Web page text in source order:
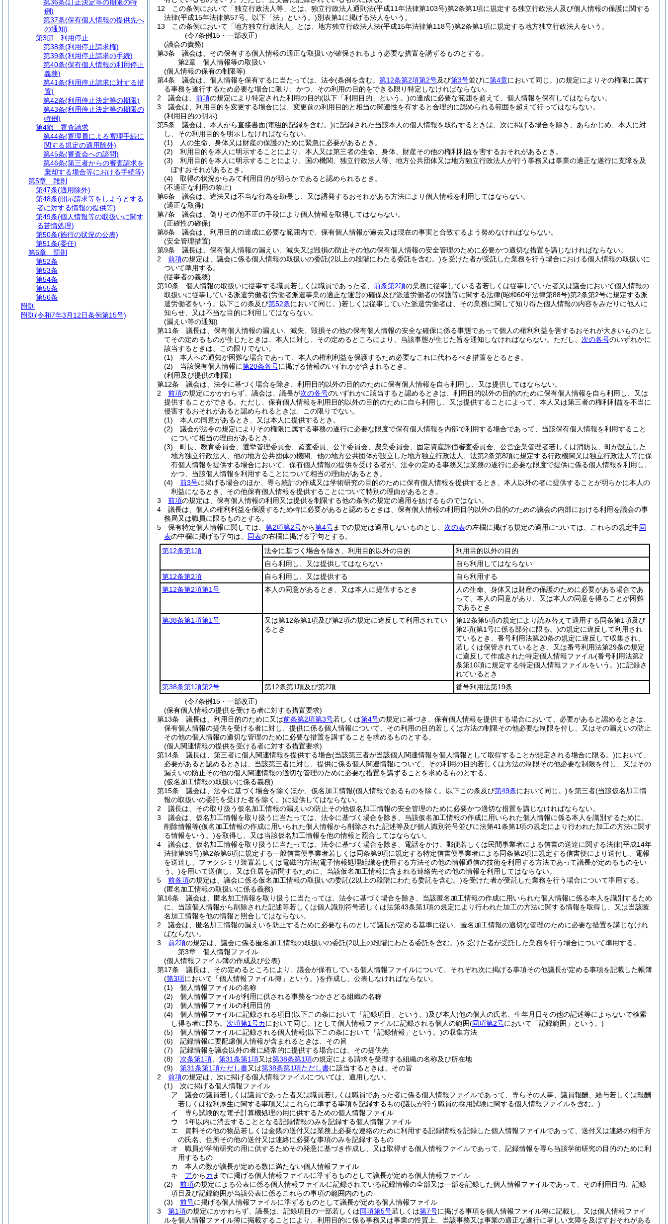
12
この条例において「独立行政法人等」とは、独立行政法人通則法(平成11年法律第103号)第2条第1項に規定する独立行政法人及び個人情報の保護に関する
法律(平成15年法律第57号。以下「法」という。)別表第1に掲げる法人をいう。
13
この条例において「地方独立行政法人」とは、地方独立行政法人法(平成15年法律第118号)第2条第1項に規定する地方独立行政法人をいう。
(令7条例15・一部改正)
(議会の責務)
第3条
議会は、その保有する個人情報の適正な取扱いが確保されるよう必要な措置を講ずるものとする。
第2章
個人情報等の取扱い
(個人情報の保有の制限等)
第4条
議会は、個人情報を保有するに当たっては、法令(条例を含む。 第12条第2項第2号及び第3号並びに第4章において同じ。)の規定によりその権限に属す
る事務を遂行するため必要な場合に限り、かつ、その利用の目的をできる限り特定しなければならない。
2
議会は、 前項の規定により特定された利用の目的(以下「利用目的」という。)の達成に必要な範囲を超えて、個人情報を保有してはならない。
3
議会は、利用目的を変更する場合には、変更前の利用目的と相当の関連性を有すると合理的に認められる範囲を超えて行ってはならない。
(利用目的の明示)
第5条
議会は、本人から直接書面(電磁的記録を含む。)に記録された当該本人の個人情報を取得するときは、次に掲げる場合を除き、あらかじめ、本人に対
し、その利用目的を明示しなければならない。
(1)
人の生命、身体又は財産の保護のために緊急に必要があるとき。
(2)
利用目的を本人に明示することにより、本人又は第三者の生命、身体、財産その他の権利利益を害するおそれがあるとき。
(3)
利用目的を本人に明示することにより、国の機関、独立行政法人等、地方公共団体又は地方独立行政法人が行う事務又は事業の適正な遂行に支障を及
ぼすおそれがあるとき。
(4)
取得の状況からみて利用目的が明らかであると認められるとき。
(不適正な利用の禁止)
第6条
議会は、違法又は不当な行為を助長し、又は誘発するおそれがある方法により個人情報を利用してはならない。
(適正な取得)
第7条
議会は、偽りその他不正の手段により個人情報を取得してはならない。
(正確性の確保)
第8条
議会は、利用目的の達成に必要な範囲内で、保有個人情報が過去又は現在の事実と合致するよう努めなければならない。
(安全管理措置)
第9条
議長は、保有個人情報の漏えい、滅失又は毀損の防止その他の保有個人情報の安全管理のために必要かつ適切な措置を講じなければならない。
2
前項の規定は、議会に係る個人情報の取扱いの委託(2以上の段階にわたる委託を含む。)を受けた者が受託した業務を行う場合における個人情報の取扱いに
ついて準用する。
(従事者の義務)
第10条
個人情報の取扱いに従事する職員若しくは職員であった者、 前条第2項の業務に従事している者若しくは従事していた者又は議会において個人情報の
取扱いに従事している派遣労働者(労働者派遣事業の適正な運営の確保及び派遣労働者の保護等に関する法律(昭和60年法律第88号)第2条第2号に規定する派
遣労働者をいう。以下この条及び第52条において同じ。)若しくは従事していた派遣労働者は、その業務に関して知り得た個人情報の内容をみだりに他人に
知らせ、又は不当な目的に利用してはならない。
(漏えい等の通知)
第11条
議長は、保有個人情報の漏えい、滅失、毀損その他の保有個人情報の安全な確保に係る事態であって個人の権利利益を害するおそれが大きいものとし
てその定めるものが生じたときは、本人に対し、その定めるところにより、当該事態が生じた旨を通知しなければならない。 ただし、 次の各号のいずれかに
該当するときは、この限りでない。
(1)
本人への通知が困難な場合であって、本人の権利利益を保護するため必要なこれに代わるべき措置をとるとき。
(2)
当該保有個人情報に第20条各号に掲げる情報のいずれかが含まれるとき。
(利用及び提供の制限)
第12条
議会は、法令に基づく場合を除き、利用目的以外の目的のために保有個人情報を自ら利用し、又は提供してはならない。
2
前項の規定にかかわらず、議会は、議長が次の各号のいずれかに該当すると認めるときは、利用目的以外の目的のために保有個人情報を自ら利用し、又は
提供することができる。 ただし、保有個人情報を利用目的以外の目的のために自ら利用し、又は提供することによって、本人又は第三者の権利利益を不当に
侵害するおそれがあると認められるときは、この限りでない。
(1)
本人の同意があるとき、又は本人に提供するとき。
(2)
議会が法令の規定によりその権限に属する事務の遂行に必要な限度で保有個人情報を内部で利用する場合であって、当該保有個人情報を利用すること
について相当の理由があるとき。
(3)
町長、教育委員会、選挙管理委員会、監査委員、公平委員会、農業委員会、固定資産評価審査委員会、公営企業管理者若しくは消防長、町が設立した
地方独立行政法人、他の地方公共団体の機関、他の地方公共団体が設立した地方独立行政法人、法第2条第8項に規定する行政機関又は独立行政法人等に保
有個人情報を提供する場合において、保有個人情報の提供を受ける者が、法令の定める事務又は業務の遂行に必要な限度で提供に係る個人情報を利用し、
かつ、当該個人情報を利用することについて相当の理由があるとき。
(4)
前3号に掲げる場合のほか、専ら統計の作成又は学術研究の目的のために保有個人情報を提供するとき、本人以外の者に提供することが明らかに本人の
利益になるとき、その他保有個人情報を提供することについて特別の理由があるとき。
3
前項の規定は、保有個人情報の利用又は提供を制限する他の条例の規定の適用を妨げるものではない。
4
議長は、個人の権利利益を保護するため特に必要があると認めるときは、保有個人情報の利用目的以外の目的のための議会の内部における利用を議会の事
務局又は職員に限るものとする。
5
保有特定個人情報に関しては、 第2項第2号から第4号までの規定は適用しないものとし、 次の表の左欄に掲げる規定の適用については、これらの規定中同
表の中欄に掲げる字句は、 同表の右欄に掲げる字句とする。
第12条第1項
法令に基づく場合を除き、利用目的以外の目的
利用目的以外の目的
自ら利用し、又は提供してはならない
自ら利用してはならない
第12条第2項
自ら利用し、又は提供する
自ら利用する
第12条第2項第1号
本人の同意があるとき、又は本人に提供するとき
人の生命、身体又は財産の保護のために必要がある場合であ
って、本人の同意があり、又は本人の同意を得ることが困難
であるとき
第38条第1項第1号
又は第12条第1項及び第2項の規定に違反して利用されてい
るとき
第12条第5項の規定により読み替えて適用する同条第1項及び
第2項(第1号に係る部分に限る。)の規定に違反して利用され
ているとき、番号利用法第20条の規定に違反して収集され、
若しくは保管されているとき、又は番号利用法第29条の規定
に違反して作成された特定個人情報ファイル(番号利用法第2
条第10項に規定する特定個人情報ファイルをいう。)に記録さ
れているとき
第38条第1項第2号
第12条第1項及び第2項
番号利用法第19条
(令7条例15・一部改正)
(保有個人情報の提供を受ける者に対する措置要求)
第13条
議長は、利用目的のために又は前条第2項第3号若しくは第4号の規定に基づき、保有個人情報を提供する場合において、必要があると認めるときは、
保有個人情報の提供を受ける者に対し、提供に係る個人情報について、その利用の目的若しくは方法の制限その他必要な制限を付し、又はその漏えいの防止
その他の個人情報の適切な管理のために必要な措置を講ずることを求めるものとする。
(個人関連情報の提供を受ける者に対する措置要求)
第14条
議長は、第三者に個人関連情報を提供する場合(当該第三者が当該個人関連情報を個人情報として取得することが想定される場合に限る。)において、
必要があると認めるときは、当該第三者に対し、提供に係る個人関連情報について、その利用の目的若しくは方法の制限その他必要な制限を付し、又はその
漏えいの防止その他の個人関連情報の適切な管理のために必要な措置を講ずることを求めるものとする。
(仮名加工情報の取扱いに係る義務)
第15条
議会は、法令に基づく場合を除くほか、仮名加工情報(個人情報であるものを除く。以下この条及び第49条において同じ。)を第三者(当該仮名加工情
報の取扱いの委託を受けた者を除く。)に提供してはならない。
2
議長は、その取り扱う仮名加工情報の漏えいの防止その他仮名加工情報の安全管理のために必要かつ適切な措置を講じなければならない。
3
議会は、仮名加工情報を取り扱うに当たっては、法令に基づく場合を除き、当該仮名加工情報の作成に用いられた個人情報に係る本人を識別するために、
削除情報等(仮名加工情報の作成に用いられた個人情報から削除された記述等及び個人識別符号並びに法第41条第1項の規定により行われた加工の方法に関す
る情報をいう。)を取得し、又は当該仮名加工情報を他の情報と照合してはならない。
4
議会は、仮名加工情報を取り扱うに当たっては、法令に基づく場合を除き、電話をかけ、郵便若しくは民間事業者による信書の送達に関する法律(平成14年
法律第99号)第2条第6項に規定する一般信書便事業者若しくは同条第9項に規定する特定信書便事業者による同条第2項に規定する信書便により送付し、電報
を送達し、ファクシミリ装置若しくは電磁的方法(電子情報処理組織を使用する方法その他の情報通信の技術を利用する方法であって議長が定めるものをい
う。)を用いて送信し、又は住居を訪問するために、当該仮名加工情報に含まれる連絡先その他の情報を利用してはならない。
5
前各項の規定は、議会に係る仮名加工情報の取扱いの委託(2以上の段階にわたる委託を含む。)を受けた者が受託した業務を行う場合について準用する。
(匿名加工情報の取扱いに係る義務)
第16条
議会は、匿名加工情報を取り扱うに当たっては、法令に基づく場合を除き、当該匿名加工情報の作成に用いられた個人情報に係る本人を識別するため
に、当該個人情報から削除された記述等若しくは個人識別符号若しくは法第43条第1項の規定により行われた加工の方法に関する情報を取得し、又は当該匿
名加工情報を他の情報と照合してはならない。
2
議会は、匿名加工情報の漏えいを防止するために必要なものとして議長が定める基準に従い、匿名加工情報の適切な管理のために必要な措置を講じなけれ
ばならない。
3
前2項の規定は、議会に係る匿名加工情報の取扱いの委託(2以上の段階にわたる委託を含む。)を受けた者が受託した業務を行う場合について準用する。
第3章
個人情報ファイル
(個人情報ファイル簿の作成及び公表)
第17条
議長は、その定めるところにより、議会が保有している個人情報ファイルについて、それぞれ次に掲げる事項その他議長が定める事項を記載した帳簿
(第3項において「個人情報ファイル簿」という。)を作成し、公表しなければならない。
(1)
個人情報ファイルの名称
(2)
個人情報ファイルが利用に供される事務をつかさどる組織の名称
(3)
個人情報ファイルの利用目的
(4)
個人情報ファイルに記録される項目(以下この条において「記録項目」という。)及び本人(他の個人の氏名、生年月日その他の記述等によらないで検索
し得る者に限る。 次項第1号カにおいて同じ。)として個人情報ファイルに記録される個人の範囲(同項第2号において「記録範囲」という。)
(5)
個人情報ファイルに記録される個人情報(以下この条において「記録情報」という。)の収集方法
(6)
記録情報に要配慮個人情報が含まれるときは、その旨
(7)
記録情報を議会以外の者に経常的に提供する場合には、その提供先
(8)
次条第1項 第31条第1項又は第38条第1項の規定による請求を受理する組織の名称及び所在地
(9)
第31条第1項ただし書又は第38条第1項ただし書に該当するときは、その旨
2
前項の規定は、次に掲げる個人情報ファイルについては、適用しない。
(1)
次に掲げる個人情報ファイル
ア
議会の議員若しくは議員であった者又は職員若しくは職員であった者に係る個人情報ファイルであって、専らその人事、議員報酬、給与若しくは報酬
若しくは福利厚生に関する事項又はこれらに準ずる事項を記録するもの(議長が行う職員の採用試験に関する個人情報ファイルを含む。)
イ
専ら試験的な電子計算機処理の用に供するための個人情報ファイル
ウ
1年以内に消去することとなる記録情報のみを記録する個人情報ファイル
エ
資料その他の物品若しくは金銭の送付又は業務上必要な連絡のために利用する記録情報を記録した個人情報ファイルであって、送付又は連絡の相手方
の氏名、住所その他の送付又は連絡に必要な事項のみを記録するもの
オ
職員が学術研究の用に供するためその発意に基づき作成し、又は取得する個人情報ファイルであって、記録情報を専ら当該学術研究の目的のために利
用するもの
カ
本人の数が議長が定める数に満たない個人情報ファイル
キ
アからカ までに掲げる個人情報ファイルに準ずるものとして議長が定める個人情報ファイル
(2)
前項の規定による公表に係る個人情報ファイルに記録されている記録情報の全部又は一部を記録した個人情報ファイルであって、その利用目的、記録
項目及び記録範囲が当該公表に係るこれらの事項の範囲内のもの
(3)
前号に掲げる個人情報ファイルに準ずるものとして議長が定める個人情報ファイル
3
第1項の規定にかかわらず、議長は、記録項目の一部若しくは同項第5号若しくは第7号に掲げる事項を個人情報ファイル簿に記載し、又は個人情報ファイ
ルを個人情報ファイル簿に掲載することにより、利用目的に係る事務又は事業の性質上、当該事務又は事業の適正な遂行に著しい支障を及ぼすおそれがある
第36条(訂正決定等の期限の特
例)
第37条(保有個人情報の提供先へ
の通知)
第3節
利用停止
第38条(利用停止請求権)
第39条(利用停止請求の手続)
第40条(保有個人情報の利用停止
義務)
第41条(利用停止請求に対する措
置)
第42条(利用停止決定等の期限)
第43条(利用停止決定等の期限の
特例)
第4節
審査請求
第44条(審理員による審理手続に
関する規定の適用除外)
第45条(審査会への諮問)
第46条(第三者からの審査請求を
棄却する場合等における手続等)
第5章
雑則
第47条(適用除外)
第48条(開示請求等をしようとする
者に対する情報の提供等)
第49条(個人情報等の取扱いに関す
る苦情処理)
第50条(施行の状況の公表)
第51条(委任)
第6章
罰則
第52条
第53条
第54条
第55条
第56条
附則
附則 (令和7年3月12日条例第15号)